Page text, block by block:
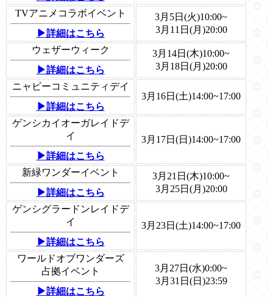
TVアニメコラボイベント
▶詳細はこちら
3月5日(火)10:00~
3月11日(月)20:00
ウェザーウィーク
▶詳細はこちら
3月14日(木)10:00~
3月18日(月)20:00
ニャビーコミュニティデイ
▶詳細はこちら
3月16日(土)14:00~17:00
ゲンシカイオーガレイドデ
イ
▶詳細はこちら
3月17日(日)14:00~17:00
新緑ワンダーイベント
▶詳細はこちら
3月21日(木)10:00~
3月25日(月)20:00
ゲンシグラードンレイドデ
イ
▶詳細はこちら
3月23日(土)14:00~17:00
ワールドオブワンダーズ
占拠イベント
▶詳細はこちら
3月27日(水)0:00~
3月31日(日)23:59